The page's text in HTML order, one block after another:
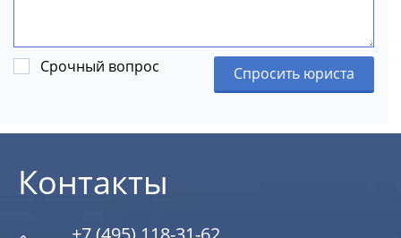
Срочный вопрос Спросить юриста
Контакты